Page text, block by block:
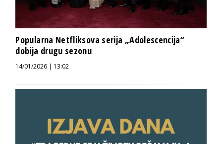
Popularna Netfliksova serija „Adolescencija“
dobija drugu sezonu
14/01/2026 | 13:02